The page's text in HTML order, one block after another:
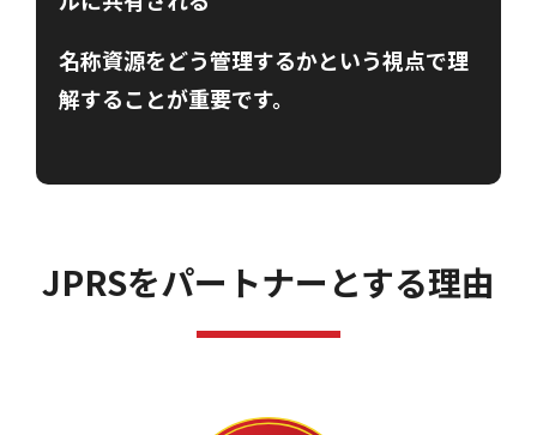
名称資源をどう管理するかという視点で理
解することが重要です。
JPRSをパートナーとする理由